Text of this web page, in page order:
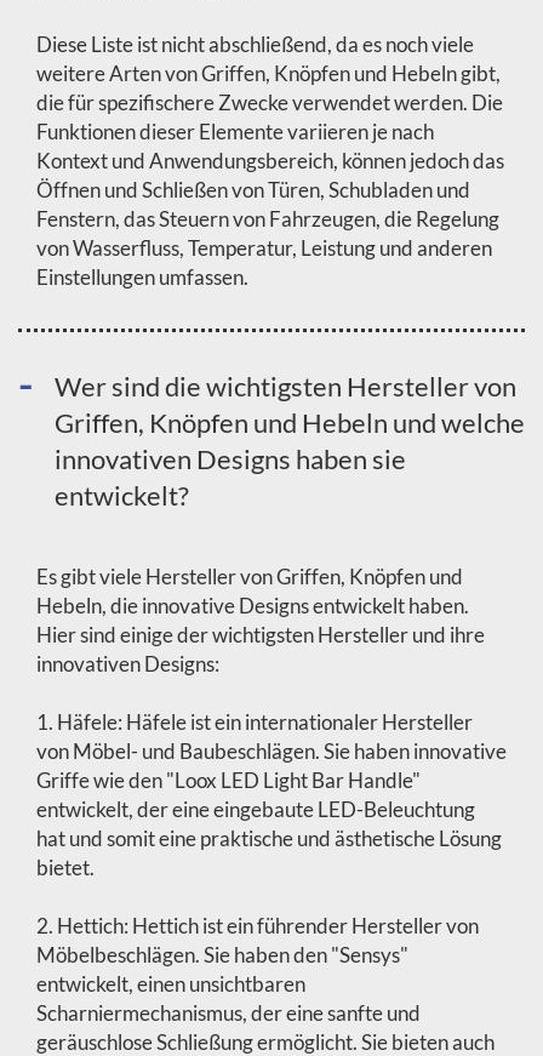
Diese Liste ist nicht abschließend, da es noch viele
weitere Arten von Griffen, Knöpfen und Hebeln gibt,
die für spezifischere Zwecke verwendet werden. Die
Funktionen dieser Elemente variieren je nach
Kontext und Anwendungsbereich, können jedoch das
Öffnen und Schließen von Türen, Schubladen und
Fenstern, das Steuern von Fahrzeugen, die Regelung
von Wasserfluss, Temperatur, Leistung und anderen
Einstellungen umfassen.
Wer sind die wichtigsten Hersteller von
Griffen, Knöpfen und Hebeln und welche
innovativen Designs haben sie
entwickelt?
Es gibt viele Hersteller von Griffen, Knöpfen und
Hebeln, die innovative Designs entwickelt haben.
Hier sind einige der wichtigsten Hersteller und ihre
innovativen Designs:
1. Häfele: Häfele ist ein internationaler Hersteller
von Möbel- und Baubeschlägen. Sie haben innovative
Griffe wie den "Loox LED Light Bar Handle"
entwickelt, der eine eingebaute LED-Beleuchtung
hat und somit eine praktische und ästhetische Lösung
bietet.
2. Hettich: Hettich ist ein führender Hersteller von
Möbelbeschlägen. Sie haben den "Sensys"
entwickelt, einen unsichtbaren
Scharniermechanismus, der eine sanfte und
geräuschlose Schließung ermöglicht. Sie bieten auch